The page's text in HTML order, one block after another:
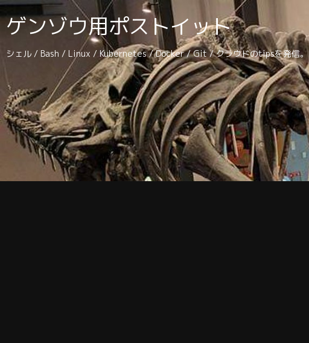
ゲンゾウ用ポストイット
シェル / Bash / Linux / Kubernetes / Docker / Git / クラウドのtipsを発信。